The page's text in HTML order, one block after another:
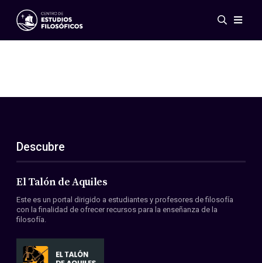
Eventos
ES
EN
Acerca de nosotros
Miembros
Convenios
Descubre
El Talón de Aquiles
Este es un portal dirigido a estudiantes y profesores de filosofía
con la finalidad de ofrecer recursos para la enseñanza de la
filosofía.